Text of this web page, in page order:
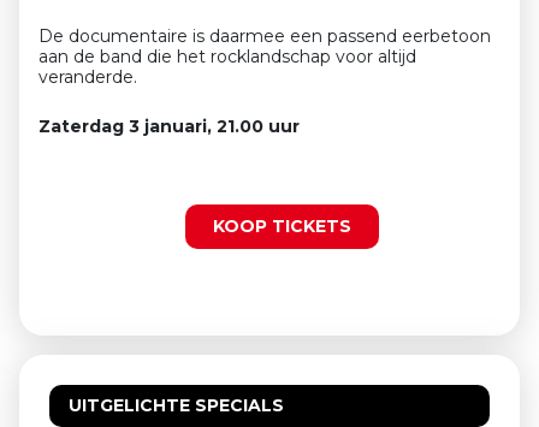
De documentaire is daarmee een passend eerbetoon
aan de band die het rocklandschap voor altijd
veranderde.
Zaterdag 3 januari, 21.00 uur
KOOP TICKETS
UITGELICHTE SPECIALS